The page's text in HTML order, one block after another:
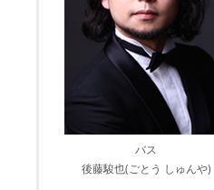
バス
後藤駿也(ごとう しゅんや)